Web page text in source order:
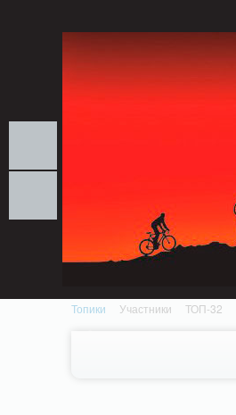
Топики Участники ТОП-32